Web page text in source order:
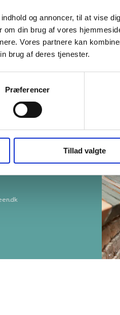
og annoncer, til at vise
din brug af vores
Vores partnere kan
brug af deres tjenester.
Præferencer
Tillad valgte
Tal med en